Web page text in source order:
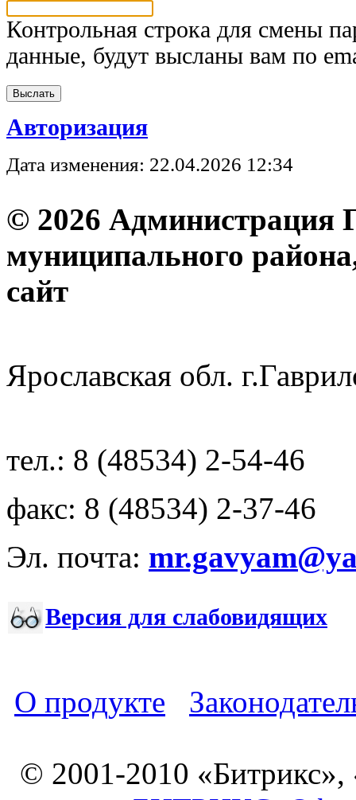
Контрольная строка для смены
данные, будут высланы вам по
Авторизация
Дата изменения: 22.04.2026 12:34
© 2026 Администрация
муниципального
Ярославская обл.
тел.: 8 (48534) 2-54-46
факс: 8 (48534) 2-37-46
Эл. почта:
Версия для слабовидящих
О продукте
© 2001-2010 «Битрикс»,